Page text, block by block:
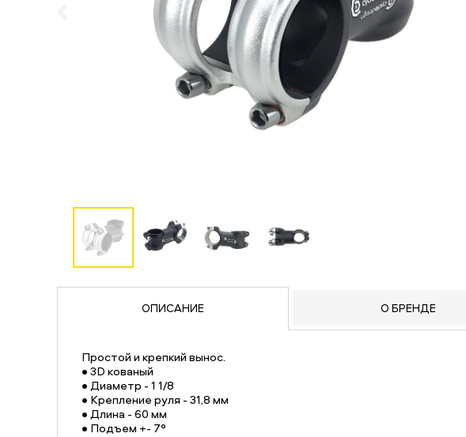
ОПИСАНИЕ О БРЕНДЕ
Простой и крепкий вынос.
• 3D кованый
• Диаметр - 1 1/8
• Крепление руля - 31,8 мм
• Длина - 60 мм
• Подъем +- 7°